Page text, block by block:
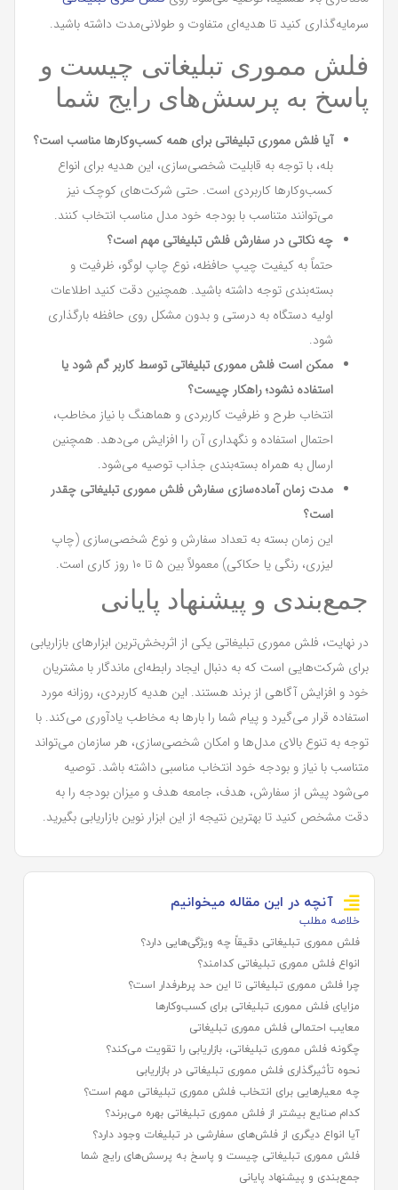
سرمایه‌گذاری کنید تا هدیه‌ای متفاوت و طولانی‌مدت داشته باشید.
فلش مموری تبلیغاتی چیست و
پاسخ به پرسش‌های رایج شما
آیا فلش مموری تبلیغاتی برای همه کسب‌وکارها مناسب است؟
بله، با توجه به قابلیت شخصی‌سازی، این هدیه برای انواع
کسب‌وکارها کاربردی است. حتی شرکت‌های کوچک نیز
می‌توانند متناسب با بودجه خود مدل مناسب انتخاب کنند.
چه نکاتی در سفارش فلش تبلیغاتی مهم است؟
حتماً به کیفیت چیپ حافظه، نوع چاپ لوگو، ظرفیت و
بسته‌بندی توجه داشته باشید. همچنین دقت کنید اطلاعات
اولیه دستگاه به درستی و بدون مشکل روی حافظه بارگذاری
شود.
ممکن است فلش مموری تبلیغاتی توسط کاربر گم شود یا
استفاده نشود؛ راهکار چیست؟
انتخاب طرح و ظرفیت کاربردی و هماهنگ با نیاز مخاطب،
احتمال استفاده و نگهداری آن را افزایش می‌دهد. همچنین
ارسال به همراه بسته‌بندی جذاب توصیه می‌شود.
مدت زمان آماده‌سازی سفارش فلش مموری تبلیغاتی چقدر
است؟
این زمان بسته به تعداد سفارش و نوع شخصی‌سازی (چاپ
لیزری، رنگی یا حکاکی) معمولاً بین ۵ تا ۱۰ روز کاری است.
جمع‌بندی و پیشنهاد پایانی
در نهایت، فلش مموری تبلیغاتی یکی از اثربخش‌ترین ابزارهای بازاریابی
برای شرکت‌هایی است که به دنبال ایجاد رابطه‌ای ماندگار با مشتریان
خود و افزایش آگاهی از برند هستند. این هدیه کاربردی، روزانه مورد
استفاده قرار می‌گیرد و پیام شما را بارها به مخاطب یادآوری می‌کند. با
توجه به تنوع بالای مدل‌ها و امکان شخصی‌سازی، هر سازمان می‌تواند
متناسب با نیاز و بودجه خود انتخاب مناسبی داشته باشد. توصیه
می‌شود پیش از سفارش، هدف، جامعه هدف و میزان بودجه را به
دقت مشخص کنید تا بهترین نتیجه از این ابزار نوین بازاریابی بگیرید.
آنچه در این مقاله میخوانیم
خلاصه مطلب
فلش مموری تبلیغاتی دقیقاً چه ویژگی‌هایی دارد؟
انواع فلش مموری تبلیغاتی کدامند؟
چرا فلش مموری تبلیغاتی تا این حد پرطرفدار است؟
مزایای فلش مموری تبلیغاتی برای کسب‌وکارها
معایب احتمالی فلش مموری تبلیغاتی
چگونه فلش مموری تبلیغاتی، بازاریابی را تقویت می‌کند؟
نحوه تأثیرگذاری فلش مموری تبلیغاتی در بازاریابی
چه معیارهایی برای انتخاب فلش مموری تبلیغاتی مهم است؟
کدام صنایع بیشتر از فلش مموری تبلیغاتی بهره می‌برند؟
آیا انواع دیگری از فلش‌های سفارشی در تبلیغات وجود دارد؟
فلش مموری تبلیغاتی چیست و پاسخ به پرسش‌های رایج شما
جمع‌بندی و پیشنهاد پایانی